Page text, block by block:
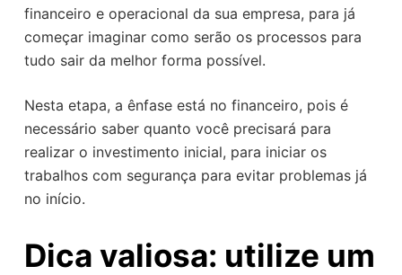
financeiro e operacional da sua empresa, para já
começar imaginar como serão os processos para
tudo sair da melhor forma possível.
Nesta etapa, a ênfase está no financeiro, pois é
necessário saber quanto você precisará para
realizar o investimento inicial, para iniciar os
trabalhos com segurança para evitar problemas já
no início.
Dica valiosa: utilize um